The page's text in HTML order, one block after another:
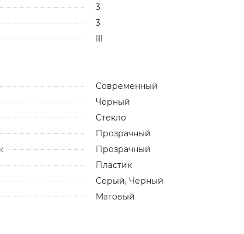
3
3
III
Современный
Черный
Стекло
Прозрачный
Прозрачный
Пластик
Серый, Черный
Матовый